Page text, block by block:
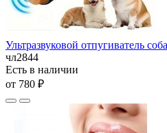
Ультразвуковой отпугиватель
чл2844
Есть в наличии
от 780 ₽